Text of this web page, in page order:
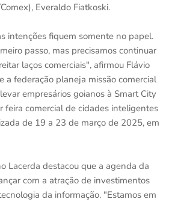
Everaldo Fiatkoski.
intenções fiquem somente no papel.
passo, mas precisamos continuar
laços comerciais", afirmou Flávio
a federação planeja missão comercial
empresários goianos à Smart City
feira comercial de cidades inteligentes
de 19 a 23 de março de 2025, em
Lacerda destacou que a agenda da
com a atração de investimentos
da informação. "Estamos em